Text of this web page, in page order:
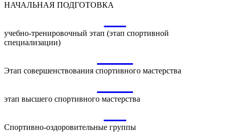
НАЧАЛЬНАЯ ПОДГОТОВКА
учебно-тренировочный этап (этап спортивной
специализации)
Этап совершенствования спортивного мастерства
этап высшего спортивного мастерства
Спортивно-оздоровительные группы